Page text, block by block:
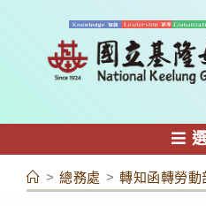
容
> 總務處 > 轉知函轉勞動